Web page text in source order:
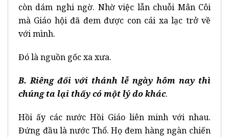
còn dám nghi ngờ. Nhờ việc lẫn chuỗi Mân Côi
mà Giáo hội đã đem được con cái xa lạc trở về
với mình.
Đó là nguồn gốc xa xưa.
B. Riêng đối với thánh lễ ngày hôm nay thì
chúng ta lại thấy có một lý do khác.
Hồi ấy các nước Hồi Giáo liên minh với nhau.
Đứng đầu là nước Thổ. Họ đem hàng ngàn chiến